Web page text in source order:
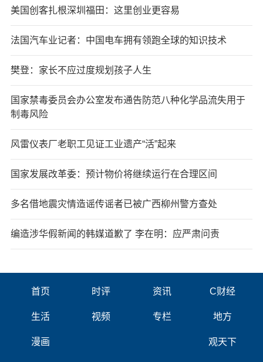
美国创客扎根深圳福田：这里创业更容易
法国汽车业记者：中国电车拥有领跑全球的知识技术
樊登：家长不应过度规划孩子人生
国家禁毒委员会办公室发布通告防范八种化学品流失用于
制毒风险
风雷仪表厂老职工见证工业遗产“活”起来
国家发展改革委：预计物价将继续运行在合理区间
多名借地震灾情造谣传谣者已被广西柳州警方查处
编造涉华假新闻的韩媒道歉了 李在明：应严肃问责
首页 时评 资讯 C财经
生活 视频 专栏 地方
漫画 观天下